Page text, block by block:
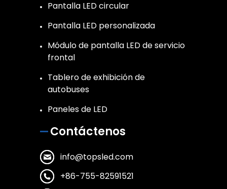
Pantalla LED circular
Pantalla LED personalizada
Módulo de pantalla LED de servicio
frontal
Tablero de exhibición de
autobuses
Paneles de LED
Contáctenos
info@topsled.com
+86-755-82591521